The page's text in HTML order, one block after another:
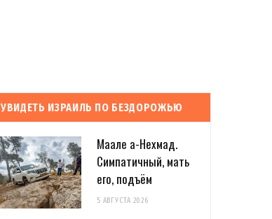
УВИДЕТЬ ИЗРАИЛЬ ПО БЕЗДОРОЖЬЮ
Маале а-Нехмад.
Симпатичный, мать
его, подъём
5 АВГУСТА 2026